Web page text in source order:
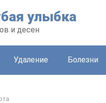
улыбка
и десен
Удаление Болезни